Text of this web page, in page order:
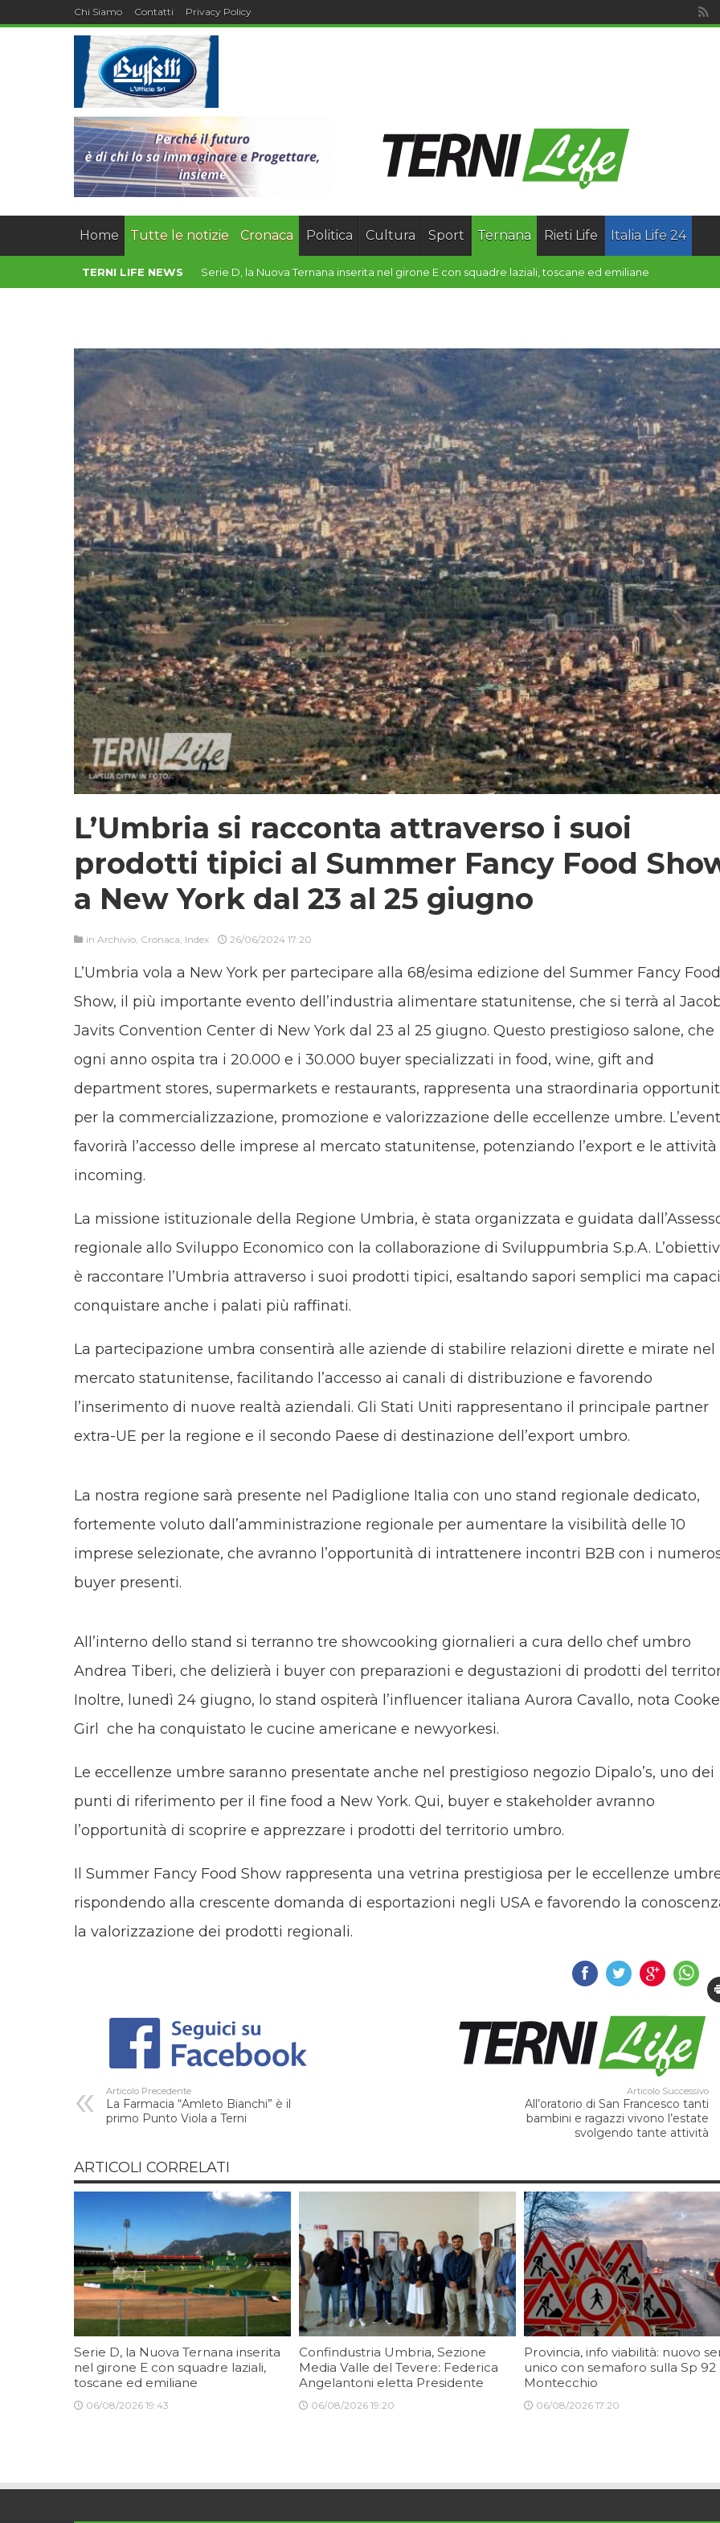
Chi Siamo Contatti Privacy Policy
Home Tutte le notizie Cronaca Politica Cultura Sport Ternana Rieti Life Italia Life 24
TERNI LIFE NEWS Confindustria Umbri
L’Umbria si racconta attraverso i suoi
prodotti tipici al Summer Fancy Food
a New York dal 23 al 25 giugno
in Archivio Cronaca Index 26/06/2024 17:20
L’Umbria vola a New York per partecipare alla 68/esima edizione del Summer Fancy Food
Show, il più importante evento dell’industria alimentare statunitense, che si terrà al
Javits Convention Center di New York dal 23 al 25 giugno. Questo prestigioso salone, che
ogni anno ospita tra i 20.000 e i 30.000 buyer specializzati in food, wine, gift and
department stores, supermarkets e restaurants, rappresenta una straordinaria
per la commercializzazione, promozione e valorizzazione delle eccellenze umbre.
favorirà l’accesso delle imprese al mercato statunitense, potenziando l’export e le attività
incoming.
La missione istituzionale della Regione Umbria, è stata organizzata e guidata
regionale allo Sviluppo Economico con la collaborazione di Sviluppumbria S.p.A.
è raccontare l’Umbria attraverso i suoi prodotti tipici, esaltando sapori semplici ma
conquistare anche i palati più raffinati.
La partecipazione umbra consentirà alle aziende di stabilire relazioni dirette e mirate nel
mercato statunitense, facilitando l’accesso ai canali di distribuzione e favorendo
l’inserimento di nuove realtà aziendali. Gli Stati Uniti rappresentano il principale partner
extra-UE per la regione e il secondo Paese di destinazione dell’export umbro.
La nostra regione sarà presente nel Padiglione Italia con uno stand regionale dedicato,
fortemente voluto dall’amministrazione regionale per aumentare la visibilità delle 10
imprese selezionate, che avranno l’opportunità di intrattenere incontri B2B con i
buyer presenti.
All’interno dello stand si terranno tre showcooking giornalieri a cura dello chef umbro
Andrea Tiberi, che delizierà i buyer con preparazioni e degustazioni di prodotti del
Inoltre, lunedì 24 giugno, lo stand ospiterà l’influencer italiana Aurora Cavallo, nota
Girl che ha conquistato le cucine americane e newyorkesi.
Le eccellenze umbre saranno presentate anche nel prestigioso negozio Dipalo’s, uno dei
punti di riferimento per il fine food a New York. Qui, buyer e stakeholder avranno
l’opportunità di scoprire e apprezzare i prodotti del territorio umbro.
Il Summer Fancy Food Show rappresenta una vetrina prestigiosa per le eccellenze
rispondendo alla crescente domanda di esportazioni negli USA e favorendo la
la valorizzazione dei prodotti regionali.
Articolo Precedente
La Farmacia “Amleto Bianchi” è il
primo Punto Viola a Terni
Articolo Successivo
All’oratorio di San Francesco tanti
bambini e ragazzi vivono l’estate
svolgendo tante attività
ARTICOLI CORRELATI
Serie D, la Nuova Ternana inserita
nel girone E con squadre laziali,
toscane ed emiliane
06/08/2026 19:43
Confindustria Umbria, Sezione
Media Valle del Tevere: Federica
Angelantoni eletta Presidente
06/08/2026 19:20
Provincia, info viabilità: nuovo
unico con semaforo sulla Sp 92
Montecchio
06/08/2026 17:20